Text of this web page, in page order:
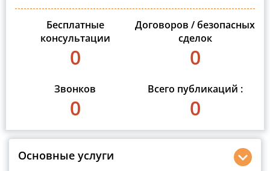
Бесплатные
консультации
0
Звонков
0
Договоров / безопасных
сделок
0
Всего публикаций :
0
Основные услуги